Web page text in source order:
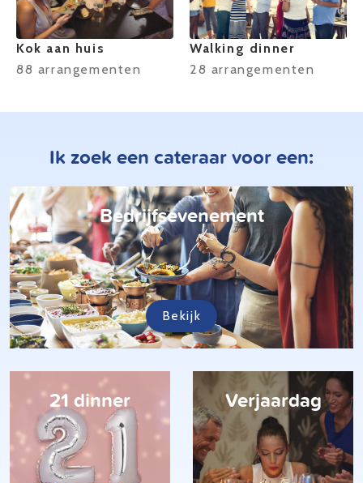
Kok aan huis
88 arrangementen
Walking dinner
28 arrangementen
Ik zoek een cateraar voor een:
Bedrijfsevenement
Bekijk
21 dinner Verjaardag